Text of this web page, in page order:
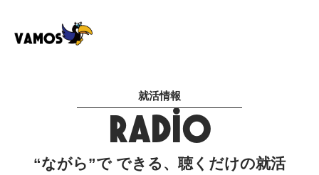
就活情報
RADIO
“ながら”で できる、聴くだけの就活